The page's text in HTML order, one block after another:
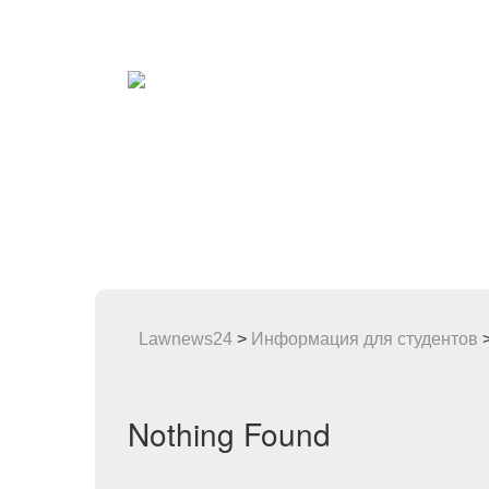
Lawnews24 > Информация для студентов
Nothing Found